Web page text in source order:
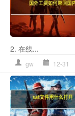
2. 在线...
gw 12-31